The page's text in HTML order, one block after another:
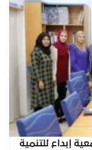
إبداع للتنمية